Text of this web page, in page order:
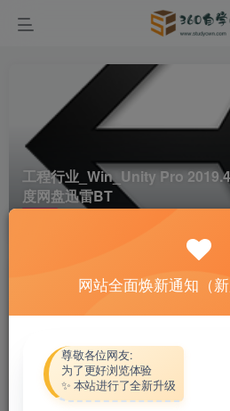
工程行业_Win_Unity Pro
度网盘迅雷BT
热心网友
此内容为付费资源，请付费后查看
付费资源
网站全面焕新通知（新
尊敬各位网友:
为了更好浏览体验
✨ 本站进行了全新升级